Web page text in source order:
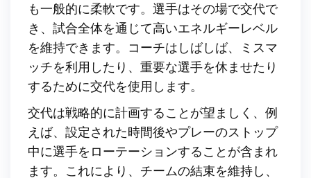
も一般的に柔軟です。選手はその場で交代で
き、試合全体を通じて高いエネルギーレベル
を維持できます。コーチはしばしば、ミスマ
ッチを利用したり、重要な選手を休ませたり
するために交代を使用します。
交代は戦略的に計画することが望ましく、例
えば、設定された時間後やプレーのストップ
中に選手をローテーションすることが含まれ
ます。これにより、チームの結束を維持し、